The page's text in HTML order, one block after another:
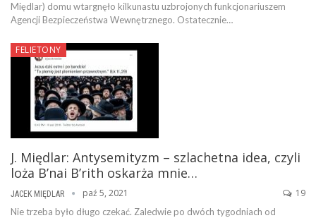
Międlar) domu wtargnęło kilkunastu uzbrojonych funkcjonariuszem
Agencji Bezpieczeństwa Wewnętrznego. Ostatecznie…
FELIETONY
J. Międlar: Antysemityzm – szlachetna idea, czyli
loża B’nai B’rith oskarża mnie…
JACEK MIĘDLAR paź 5, 2021 19
Nie trzeba było długo czekać. Zaledwie po dwóch tygodniach od